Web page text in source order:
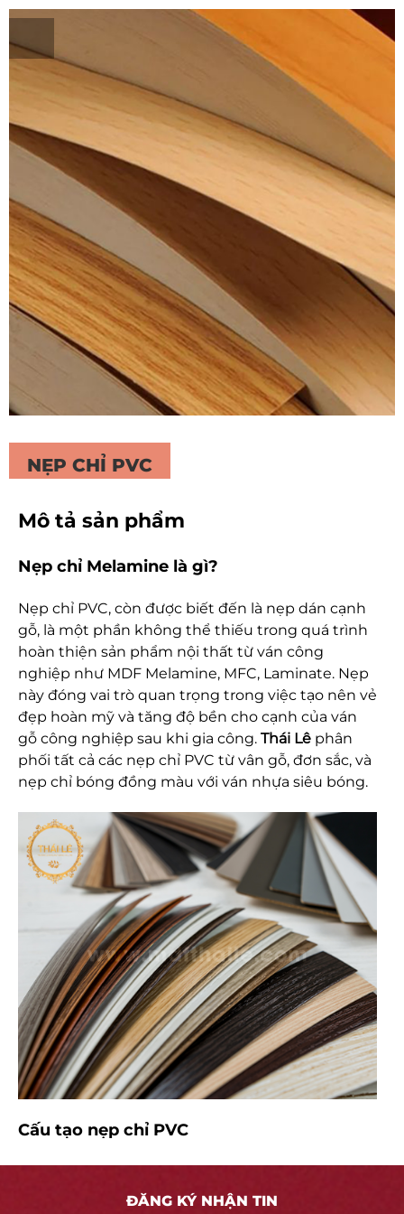
NẸP CHỈ PVC
Mô tả sản phẩm
Nẹp chỉ Melamine là gì?
Nẹp chỉ PVC, còn được biết đến là nẹp dán cạnh
gỗ, là một phần không thể thiếu trong quá trình
hoàn thiện sản phẩm nội thất từ ván công
nghiệp như MDF Melamine, MFC, Laminate. Nẹp
này đóng vai trò quan trọng trong việc tạo nên vẻ
đẹp hoàn mỹ và tăng độ bền cho cạnh của ván
gỗ công nghiệp sau khi gia công. Thái Lê phân
phối tất cả các nẹp chỉ PVC từ vân gỗ, đơn sắc, và
nẹp chỉ bóng đồng màu với ván nhựa siêu bóng.
Cấu tạo nẹp chỉ PVC
Lớp Nền: Thường làm từ nhựa PVC hoặc ABS,
ĐĂNG KÝ NHẬN TIN